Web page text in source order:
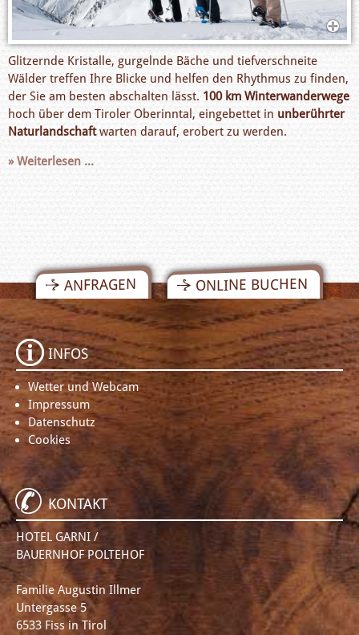
Glitzernde Kristalle, gurgelnde Bäche und tiefverschneite
Wälder treffen Ihre Blicke und helfen den Rhythmus zu finden,
der Sie am besten abschalten lässt. 100 km Winterwanderwege
hoch über dem Tiroler Oberinntal, eingebettet in unberührter
Naturlandschaftwarten darauf, erobert zu werden.
Weiterlesen ...
ANFRAGEN ONLINE BUCHEN
INFOS
Wetter und Webcam
Impressum
Datenschutz
Cookies
KONTAKT
HOTEL GARNI /
BAUERNHOF POLTEHOF
Familie Augustin Illmer
Untergasse 5
6533 Fiss in Tirol